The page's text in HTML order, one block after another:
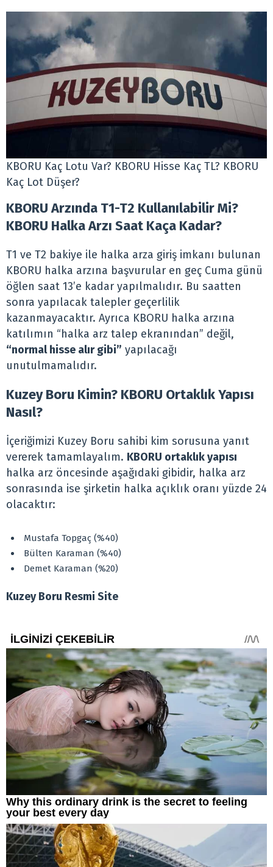
KBORU Kaç Lotu Var? KBORU Hisse Kaç TL? KBORU
Kaç Lot Düşer?
KBORU Arzında T1-T2 Kullanılabilir Mi?
KBORU Halka Arzı Saat Kaça Kadar?
T1 ve T2 bakiye ile halka arza giriş imkanı bulunan
KBORU halka arzına başvurular en geç Cuma günü
öğlen saat 13’e kadar yapılmalıdır. Bu saatten
sonra yapılacak talepler geçerlilik
kazanmayacaktır. Ayrıca KBORU halka arzına
katılımın “halka arz talep ekranından” değil,
“normal hisse alır gibi” yapılacağı
unutulmamalıdır.
Kuzey Boru Kimin? KBORU Ortaklık Yapısı
Nasıl?
İçeriğimizi Kuzey Boru sahibi kim sorusuna yanıt
vererek tamamlayalım. KBORU ortaklık yapısı
halka arz öncesinde aşağıdaki gibidir, halka arz
sonrasında ise şirketin halka açıklık oranı yüzde 24
olacaktır:
Mustafa Topgaç (%40)
Bülten Karaman (%40)
Demet Karaman (%20)
Kuzey Boru Resmi Site